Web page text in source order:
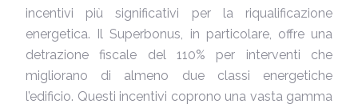
incentivi più significativi per la riqualificazione
energetica. Il Superbonus, in particolare, offre una
detrazione fiscale del 110% per interventi che
migliorano di almeno due classi energetiche
l’edificio. Questi incentivi coprono una vasta gamma